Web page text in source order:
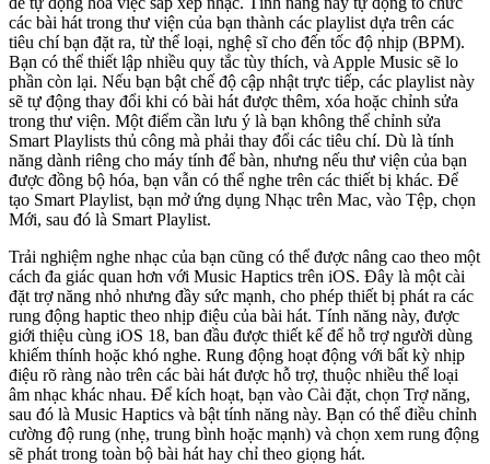
các bài hát trong thư viện của bạn thành các playlist dựa trên các
tiêu chí bạn đặt ra, từ thể loại, nghệ sĩ cho đến tốc độ nhịp (BPM).
Bạn có thể thiết lập nhiều quy tắc tùy thích, và Apple Music sẽ lo
phần còn lại. Nếu bạn bật chế độ cập nhật trực tiếp, các playlist này
sẽ tự động thay đổi khi có bài hát được thêm, xóa hoặc chỉnh sửa
trong thư viện. Một điểm cần lưu ý là bạn không thể chỉnh sửa
Smart Playlists thủ công mà phải thay đổi các tiêu chí. Dù là tính
năng dành riêng cho máy tính để bàn, nhưng nếu thư viện của bạn
được đồng bộ hóa, bạn vẫn có thể nghe trên các thiết bị khác. Để
tạo Smart Playlist, bạn mở ứng dụng Nhạc trên Mac, vào Tệp, chọn
Mới, sau đó là Smart Playlist.
Trải nghiệm nghe nhạc của bạn cũng có thể được nâng cao theo một
cách đa giác quan hơn với Music Haptics trên iOS. Đây là một cài
đặt trợ năng nhỏ nhưng đầy sức mạnh, cho phép thiết bị phát ra các
rung động haptic theo nhịp điệu của bài hát. Tính năng này, được
giới thiệu cùng iOS 18, ban đầu được thiết kế để hỗ trợ người dùng
khiếm thính hoặc khó nghe. Rung động hoạt động với bất kỳ nhịp
điệu rõ ràng nào trên các bài hát được hỗ trợ, thuộc nhiều thể loại
âm nhạc khác nhau. Để kích hoạt, bạn vào Cài đặt, chọn Trợ năng,
sau đó là Music Haptics và bật tính năng này. Bạn có thể điều chỉnh
cường độ rung (nhẹ, trung bình hoặc mạnh) và chọn xem rung động
sẽ phát trong toàn bộ bài hát hay chỉ theo giọng hát.